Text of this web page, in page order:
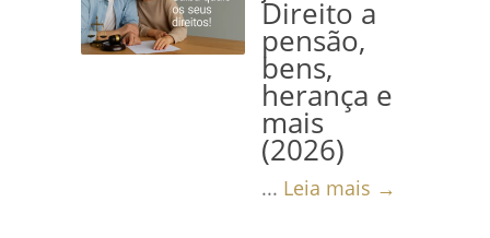
Direito a
pensão,
bens,
herança e
mais
(2026)
... Leia mais →